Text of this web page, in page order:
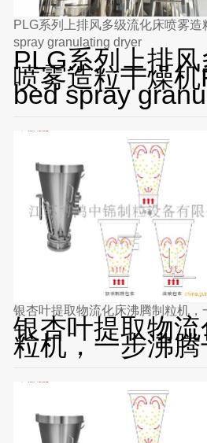
PLG系列上排风多级流化床喷雾
spray granulating dryer
PLG系列上排
喷雾造粒干燥
bed spray
银杏叶提取物流化床沸腾制粒机，
银杏叶提取物流
粒机，一步沸